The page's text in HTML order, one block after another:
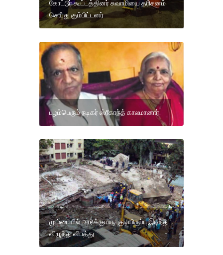
கோட்டூர் கூட்டத்தினர் சுவாமியை தரிசனம்
செய்து கும்பிட்டனர்
பழம்பெரும் நடிகர் ஸ்ரீகாந்த் காலமானார்.
மும்பையில் அடுக்குமாடி குடியிருப்பு இடிந்து
விழுந்து விபத்து